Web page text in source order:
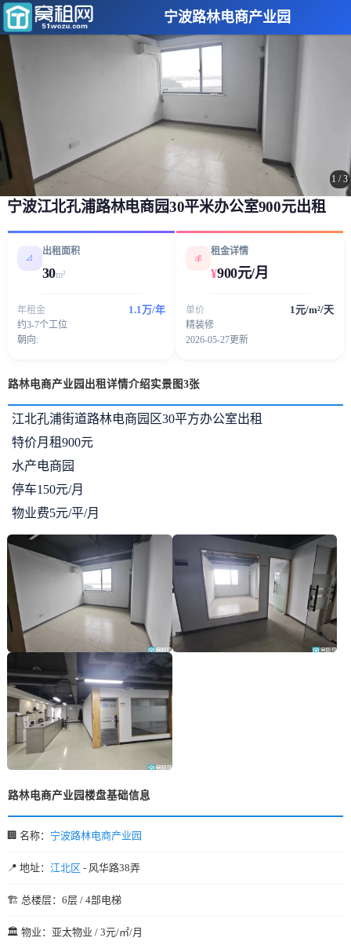
宁波路林电商产业园
1 /3
宁波江北孔浦路林电商园30平米办公室900元出租
📐
出租面积
30m²
年租金 1.1万/年
约3-7个工位
朝向:
💰
租金详情
¥900元/月
单价 1元/m²/天
精装修
2026-05-27更新
路林电商产业园出租详情介绍实景图3张
江北孔浦街道路林电商园区30平方办公室出租
特价月租900元
水产电商园
停车150元/月
物业费5元/平/月
路林电商产业园楼盘基础信息
🏢 名称： 宁波路林电商产业园
📍 地址： 江北区 - 风华路38弄
🏗️ 总楼层：6层 / 4部电梯
🏛️ 物业：亚太物业 / 3元/㎡/月